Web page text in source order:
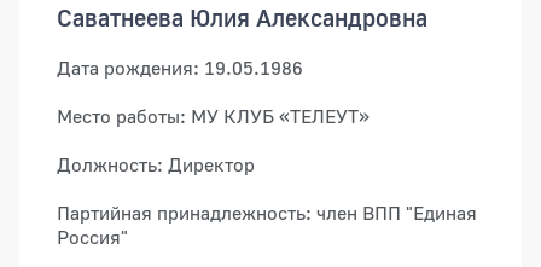
Саватнеева Юлия Александровна
Дата рождения: 19.05.1986
Место работы: МУ КЛУБ «ТЕЛЕУТ»
Должность: Директор
Партийная принадлежность: член ВПП "Единая
Россия"